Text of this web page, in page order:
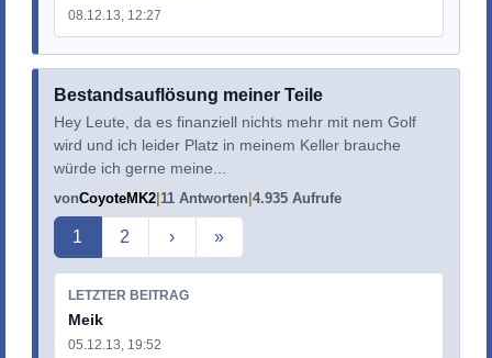
08.12.13, 12:27
Bestandsauflösung meiner Teile
Hey Leute, da es finanziell nichts mehr mit nem Golf
wird und ich leider Platz in meinem Keller brauche
würde ich gerne meine...
vonCoyoteMK2 11 Antworten 4.935 Aufrufe
Aktuelle Seite
1 2 › »
LETZTER BEITRAG
Meik
05.12.13, 19:52